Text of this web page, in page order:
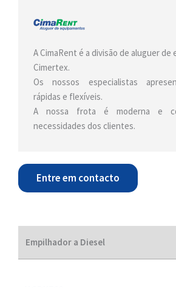
A CimaRent é a divisão de aluguer de
Cimertex.
Os nossos especialistas
rápidas e flexíveis.
A nossa frota é moderna e
necessidades dos clientes.
Entre em contacto
Empilhador a Diesel